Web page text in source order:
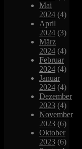
Mai
2024 (4)
April
2024 (3)
März
2024 (4)
Februar
2024 (4)
Januar
2024 (4)
Dezember
2023 (4)
November
2023 (6)
Oktober
2023 (6)